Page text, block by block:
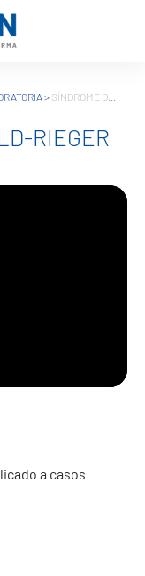
> SÍNDROME DE AXENFELD-RIEGER
RIEGER
a casos